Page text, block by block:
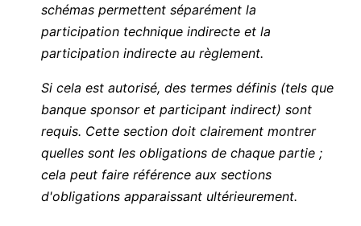
schémas permettent séparément la
participation technique indirecte et la
participation indirecte au règlement.
Si cela est autorisé, des termes définis (tels que
banque sponsor et participant indirect) sont
requis. Cette section doit clairement montrer
quelles sont les obligations de chaque partie ;
cela peut faire référence aux sections
d'obligations apparaissant ultérieurement.